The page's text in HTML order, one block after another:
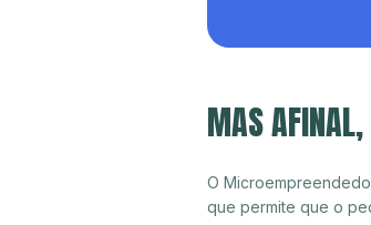
MAS AFINAL,
O
que permite que o